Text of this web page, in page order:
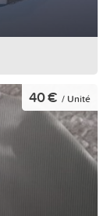
40 € / Unité